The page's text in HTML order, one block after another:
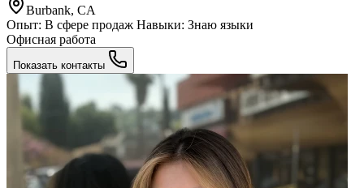
Burbank, CA
Опыт: В сфере продаж Навыки: Знаю языки
Офисная работа
Показать контакты